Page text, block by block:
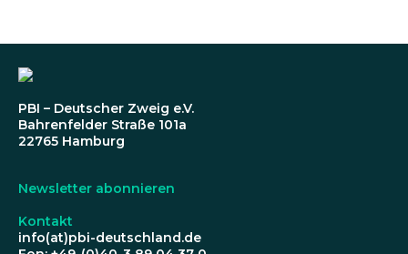
PBI – Deutscher Zweig e.V.
Bahrenfelder Straße 101a
22765 Hamburg
Newsletter abonnieren
Kontakt
info(at)pbi-deutschland.de